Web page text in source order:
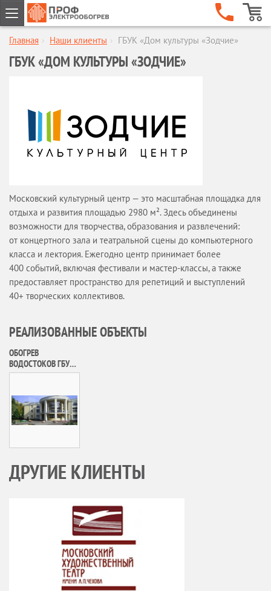
ГЛАВНАЯ
КОМПАНИЯ
Сертификаты
Гарантии
Сервисное обслуживание
Бренды
Статьи
Предложение партнерам
Опросные листы
Вакансии
Вопрос-ответ
УСЛУГИ
КАТАЛОГИ
МАГАЗИН
КАЛЬКУЛЯТОР
КОНТАКТЫ
Главная › Наши клиенты › ГБУК «Дом культуры «Зодчие»
ГБУК «ДОМ КУЛЬТУРЫ «ЗОДЧИЕ»
Московский культурный центр — это масштабная площадка для
отдыха и развития площадью 2980 м². Здесь объединены
возможности для творчества, образования и развлечений:
от концертного зала и театральной сцены до компьютерного
класса и лектория. Ежегодно центр принимает более
400 событий, включая фестивали и мастер-классы, а также
предоставляет пространство для репетиций и выступлений
40+ творческих коллективов.
РЕАЛИЗОВАННЫЕ ОБЪЕКТЫ
ОБОГРЕВ
ВОДОСТОКОВ ГБУК
«ДОМ КУЛЬТУРЫ
ДРУГИЕ КЛИЕНТЫ